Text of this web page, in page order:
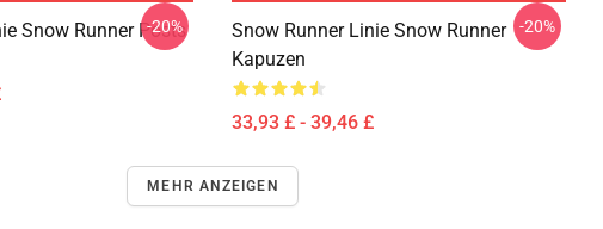
Snow Runner Posts
-20%
Snow Runner Linie Snow Runner
Kapuzen
33,93 £ - 39,46 £
-20%
MEHR ANZEIGEN